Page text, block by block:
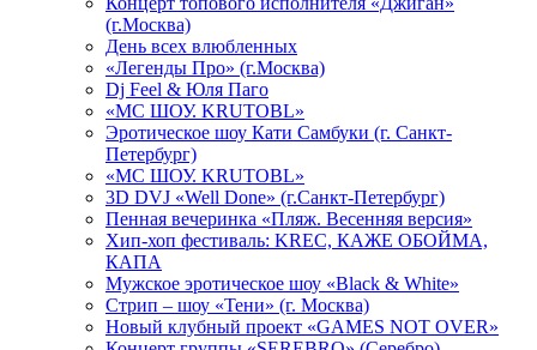
(г.Москва)
День всех влюбленных
«Легенды Про» (г.Москва)
Dj Feel & Юля Паго
«МС ШОУ. KRUTOBL»
Эротическое шоу Кати Самбуки (г. Санкт-
Петербург)
«МС ШОУ. KRUTOBL»
3D DVJ «Well Done» (г.Санкт-Петербург)
Пенная вечеринка «Пляж. Весенняя версия»
Хип-хоп фестиваль: KREC, КАЖЕ ОБОЙМА,
КАПА
Мужское эротическое шоу «Black & White»
Стрип – шоу «Тени» (г. Москва)
Новый клубный проект «GAMES NOT OVER»